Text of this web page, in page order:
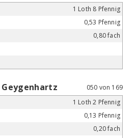
1 Loth 8 Pfennig
0,53 Pfennig
0,80 fach
050 von 169
1 Loth 2 Pfennig
0,13 Pfennig
0,20 fach